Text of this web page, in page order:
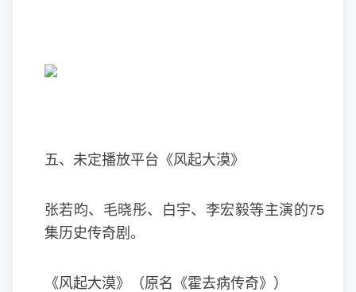
五、未定播放平台《风起大漠》
张若昀、毛晓彤、白宇、李宏毅等主演的75
集历史传奇剧。
《风起大漠》（原名《霍去病传奇》）